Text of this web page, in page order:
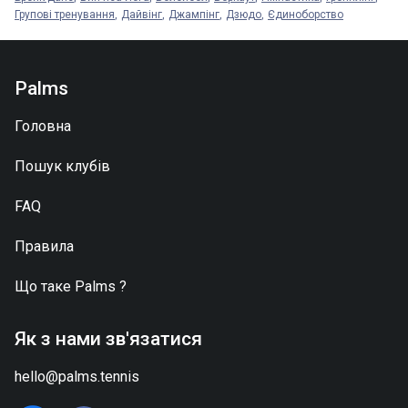
Групові тренування
Дайвінг Джампінг Дзюдо Єдиноборство
Palms
Головна
Пошук клубів
FAQ
Правила
Що таке Palms ?
Як з нами зв'язатися
hello@palms.tennis